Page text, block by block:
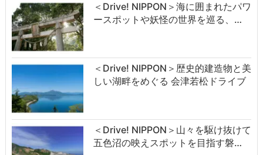
＜Drive! NIPPON＞海に囲まれたパワ
ースポットや妖怪の世界を巡る、…
＜Drive! NIPPON＞歴史的建造物と美
しい湖畔をめぐる 会津若松ドライブ
＜Drive! NIPPON＞山々を駆け抜けて
五色沼の映えスポットを目指す磐…